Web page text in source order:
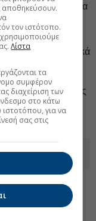
να απολαμβάνει τα
ακόμη
να πλάθουν τα δικά
το παρελθόν,
ο όμιλος
αποθηκεύσουν.
τον ιστότοπο.
χρησιμοποιούμε
Λίστα
τα
συμφέρον
διαχείριση των
στο κάτω
ιστοτόπου, για να
σας στις